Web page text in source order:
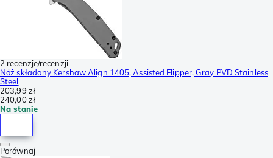
2 recenzje/recenzji
Nóż składany Kershaw Align 1405, Assisted Flipper, Gray PVD Stainless
Steel
203,99 zł
240,00 zł
Na stanie
Porównaj